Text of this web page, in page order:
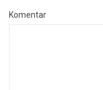
Komentar